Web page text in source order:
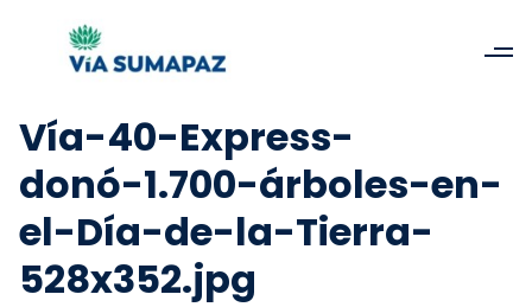
Vía-40-Express-
donó-1.700-árboles-en-
el-Día-de-la-Tierra-
528x352.jpg